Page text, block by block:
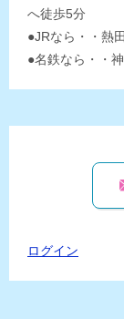
へ徒歩5分
●JRなら・・熱
●名鉄なら・・
ログイン